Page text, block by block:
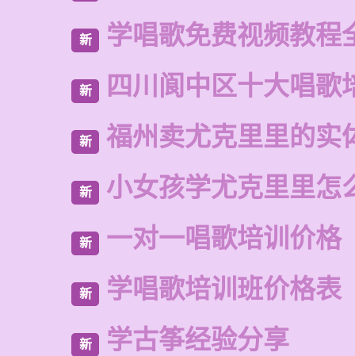
新 学唱歌免费视频教程
新 四川阆中区十大唱歌
新 福州卖尤克里里的实
新 小女孩学尤克里里怎
新 一对一唱歌培训价格
新 学唱歌培训班价格表
新 学古筝经验分享